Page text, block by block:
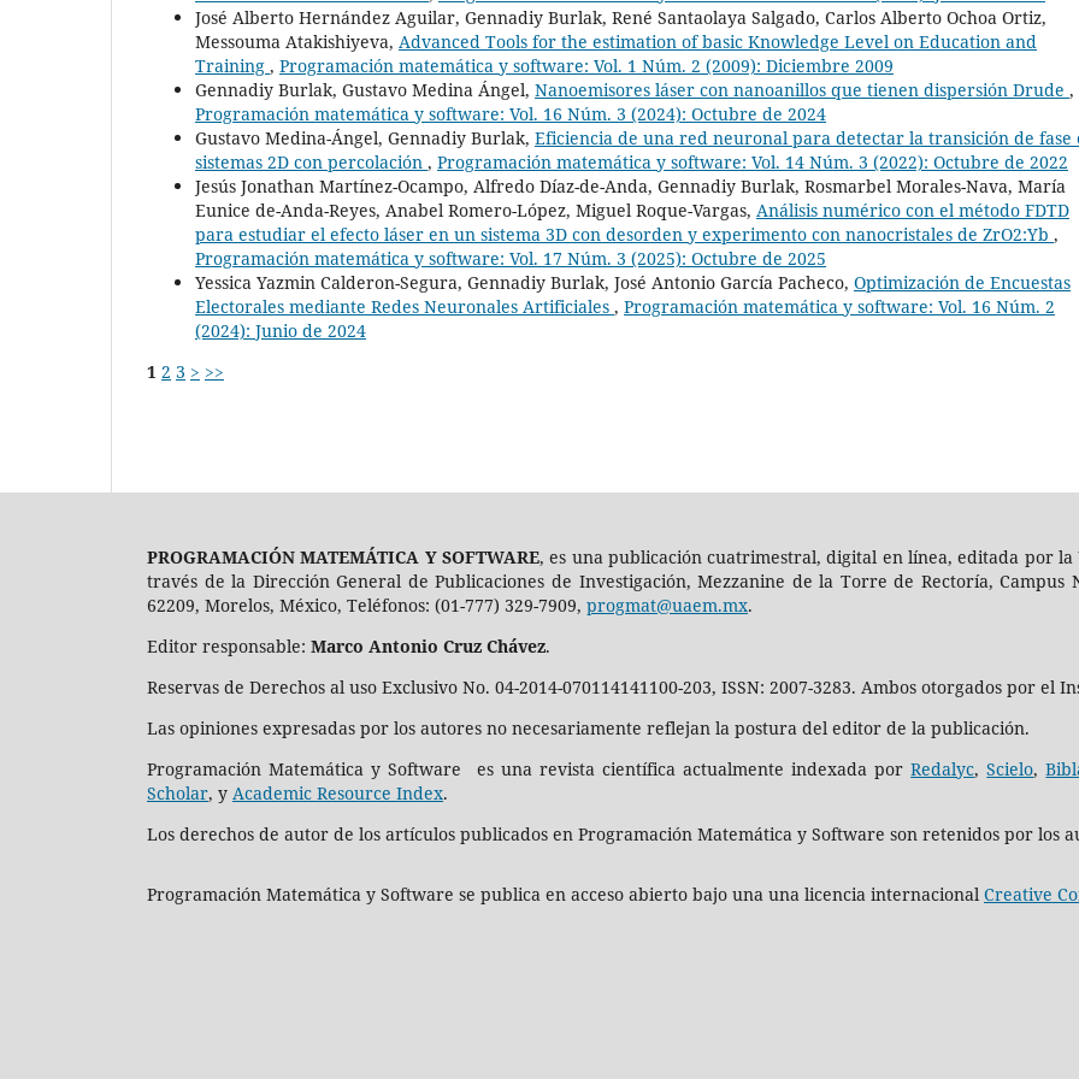
José Alberto Hernández Aguilar, Gennadiy Burlak, René Santaolaya Salgado, Carlos Alberto Ochoa Ortiz,
Messouma Atakishiyeva, Advanced Tools for the estimation of basic Knowledge Level on Education and
Training , Programación matemática y software: Vol. 1 Núm. 2 (2009): Diciembre 2009
Gennadiy Burlak, Gustavo Medina Ángel, Nanoemisores láser con nanoanillos que tienen dispersión Drude ,
Programación matemática y software: Vol. 16 Núm. 3 (2024): Octubre de 2024
Gustavo Medina-Ángel, Gennadiy Burlak, Eficiencia de una red neuronal para detectar la transición de fase
sistemas 2D con percolación , Programación matemática y software: Vol. 14 Núm. 3 (2022): Octubre de 2022
Jesús Jonathan Martínez-Ocampo, Alfredo Díaz-de-Anda, Gennadiy Burlak, Rosmarbel Morales-Nava, María
Eunice de-Anda-Reyes, Anabel Romero-López, Miguel Roque-Vargas, Análisis numérico con el método FDTD
para estudiar el efecto láser en un sistema 3D con desorden y experimento con nanocristales de ZrO2:Yb ,
Programación matemática y software: Vol. 17 Núm. 3 (2025): Octubre de 2025
Yessica Yazmin Calderon-Segura, Gennadiy Burlak, José Antonio García Pacheco, Optimización de Encuestas
Electorales mediante Redes Neuronales Artificiales , Programación matemática y software: Vol. 16 Núm. 2
(2024): Junio de 2024
1 2 3 > >>
PROGRAMACIÓN MATEMÁTICA Y SOFTWARE, es una publicación cuatrimestral, digital en línea, editada por
través de la Dirección General de Publicaciones de Investigación, Mezzanine de la Torre de Rectoría, Campus
62209, Morelos, México, Teléfonos: (01-777) 329-7909, progmat@uaem.mx.
Editor responsable: Marco Antonio Cruz Chávez.
Reservas de Derechos al uso Exclusivo No. 04-2014-070114141100-203, ISSN: 2007-3283. Ambos otorgados por
Las opiniones expresadas por los autores no necesariamente reflejan la postura del editor de la publicación.
Programación Matemática y Software es una revista científica actualmente indexada porRedalyc,Scielo,
Scholar, y Academic Resource Index.
Los derechos de autor de los artículos publicados en Programación Matemática y Software son retenidos por los
Programación Matemática y Software se publica en acceso abierto bajo una una licencia internacional Creative